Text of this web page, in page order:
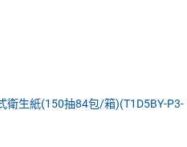
衛生紙(150抽84包/箱)(T1D5BY-P3-